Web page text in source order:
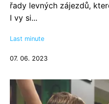
řady levných zájezdů,
I vy si...
Last minute
07. 06. 2023